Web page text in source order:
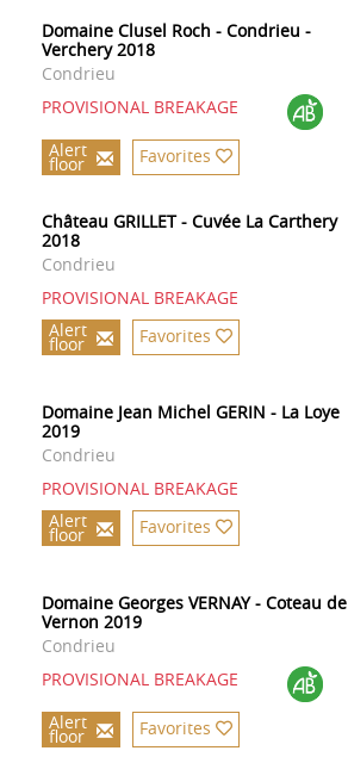
Domaine Clusel Roch - Condrieu -
Verchery 2018
Condrieu
PROVISIONAL BREAKAGE
Alert
floor Favorites
Château GRILLET - Cuvée La Carthery
2018
Condrieu
PROVISIONAL BREAKAGE
Alert
floor Favorites
Domaine Jean Michel GERIN - La Loye
2019
Condrieu
PROVISIONAL BREAKAGE
Alert
floor Favorites
Domaine Georges VERNAY - Coteau de
Vernon 2019
Condrieu
PROVISIONAL BREAKAGE
Alert
floor Favorites